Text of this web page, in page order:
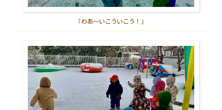
「わあ～いこういこう！」